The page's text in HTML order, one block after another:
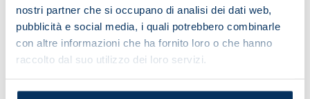
nostri partner che si occupano di analisi dei dati web,
pubblicità e social media, i quali potrebbero combinarle
con altre informazioni che ha fornito loro o che hanno
raccolto dal suo utilizzo dei loro servizi.
OSTIGARD Leo
ZANOLI Alessandro